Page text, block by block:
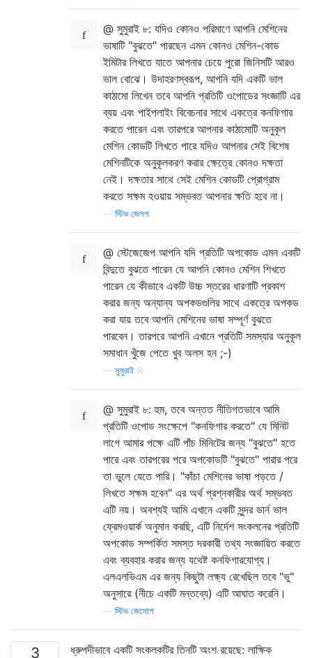
@ সুমুরাই ৮: যদিও কোনও পরিমাণে আপনি মেশিনের
ভাষাটি "বুঝতে" পারছেন এমন কোনও মেশিন-কোড
ইমিটার লিখতে যাতে আপনার চেয়ে পুরো জিনিসটি আরও
ভাল বোঝে। উদাহরণস্বরূপ, আপনি যদি একটি ভাল
কাঠামো লিখেন তবে আপনি প্রতিটি ওপোডের সংজ্ঞাটি এর
ব্যয় এবং পাইপলাইং বিবেচনার সাথে একত্রে কনফিগার
করতে পারেন এবং তারপরে আপনার কাঠামোটি অনুকূল
মেশিন কোডটি লিখতে পারে যদিও আপনার সেই বিশেষ
মেশিনটিকে অনুকূলকরণ করার ক্ষেত্রে কোনও দক্ষতা
নেই। দক্ষতার সাথে সেই মেশিন কোডটি প্রোগ্রাম
করতে সক্ষম হওয়ায় সম্ভবত আপনার ক্ষতি হবে না।
স্টিভ জেসপ
@ স্টেজেজেপ আপনি যদি প্রতিটি অপকোড এমন একটি
বিন্দুতে বুঝতে পারেন যে আপনি কোনও মেশিন শিখতে
পারেন যে কীভাবে একটি উচ্চ স্তরের ধারণাটি প্রকাশ
করার জন্য অন্যান্য অপকডগুলির সাথে একত্রে অপকড
করা যায় তবে আপনি মেশিনের ভাষা সম্পূর্ণ বুঝতে
পারবেন। তারপরে আপনি এখানে প্রতিটি সমস্যার অনুকূল
সমাধান খুঁজে পেতে খুব অলস হন ;-)
সুমুরাই 8
@ সুমুরাই ৮: হুম, তবে অন্তত নীতিগতভাবে আমি
প্রতিটি ওপোড সংক্ষেপে "কনফিগার করতে" যে মিনিট
লাগে আমার পক্ষে এটি পাঁচ মিনিটের জন্য "বুঝতে" হতে
পারে এবং তারপরের পরে অপকোডটি "বুঝতে" পারার পরে
তা ভুলে যেতে পারি। "কাঁচা মেশিনের ভাষা পড়তে /
লিখতে সক্ষম হবেন" এর অর্থ প্রশ্নকারীর অর্থ সম্ভবত
এটি নয়। অবশ্যই আমি এখানে একটি সুন্দর ডার্ন ভাল
ফ্রেমওয়ার্ক অনুমান করছি, এটি নির্দেশ সংকলনের প্রতিটি
অপকোড সম্পর্কিত সমস্ত দরকারী তথ্য সংজ্ঞায়িত করতে
এবং ব্যবহার করার জন্য যথেষ্ট কনফিগারযোগ্য।
এলএলভিএম এর জন্য কিছুটা লক্ষ্য রেখেছিল তবে "ভু"
অনুসারে (নীচে একটি মন্তব্যে) এটি আঘাত করেনি।
স্টিভ জেসোপ
3 ধ্রুপদীভাবে একটি সংকলকটির তিনটি অংশ রয়েছে: লাক্ষিক